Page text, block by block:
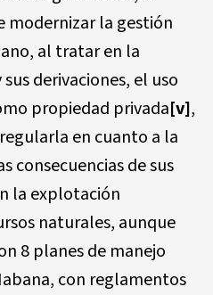
modernizar la gestión
al tratar en la
derivaciones, el uso
propiedad privada[v],
en cuanto a la
consecuencias de sus
la explotación
naturales, aunque
8 planes de manejo
con reglamentos